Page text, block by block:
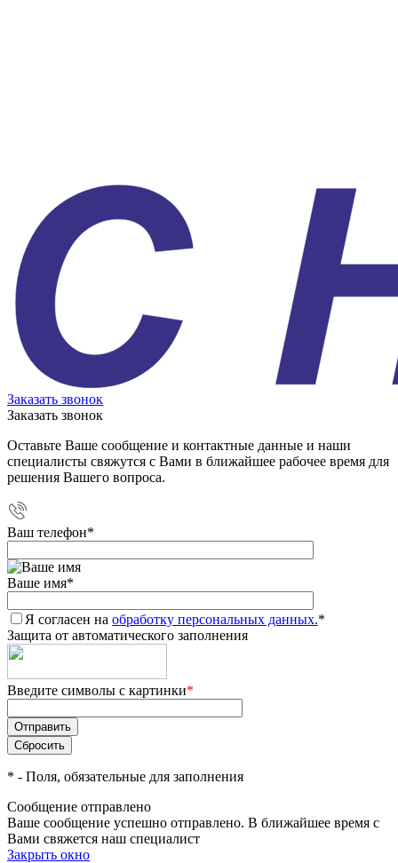
Заказать звонок
Заказать звонок
Оставьте Ваше сообщение и контактные данные и наши
специалисты свяжутся с Вами в ближайшее рабочее время для
решения Вашего вопроса.
Ваш телефон*
Ваше имя*
Я согласен на обработку персональных данных.*
Защита от автоматического заполнения
Введите символы с картинки*
* - Поля, обязательные для заполнения
Сообщение отправлено
Ваше сообщение успешно отправлено. В ближайшее время с
Вами свяжется наш специалист
Закрыть окно